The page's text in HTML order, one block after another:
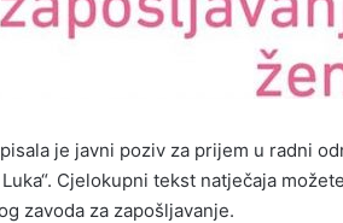
je javni poziv za prijem u radni
Luka“. Cjelokupni tekst natječaja
zavoda za zapošljavanje.